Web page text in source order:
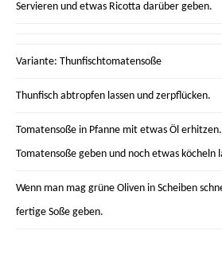
Servieren und etwas Ricotta darüber geben.
Variante: Thunfischtomatensoße
Thunfisch abtropfen lassen und zerpflücken.
Tomatensoße in Pfanne mit etwas Öl
Tomatensoße geben und noch etwas köcheln
Wenn man mag grüne Oliven in Scheiben
fertige Soße geben.